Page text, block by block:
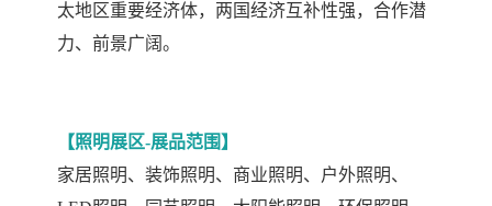
太地区重要经济体，两国经济互补性强，合作潜
力、前景广阔。
【照明展区-展品范围】
家居照明、装饰照明、商业照明、户外照明、